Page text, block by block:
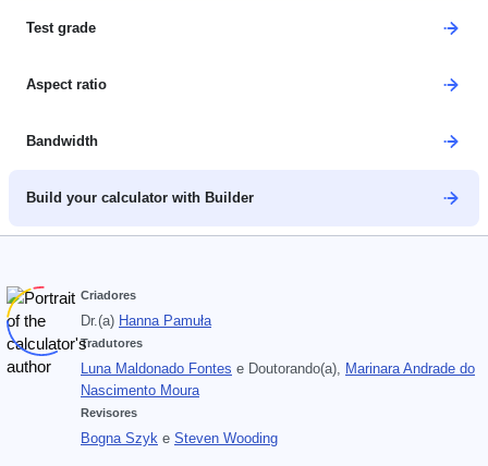
Test grade
Aspect ratio
Bandwidth
Build your calculator with Builder
Criadores
Dr.(a) Hanna Pamuła
Tradutores
Luna Maldonado Fontes e Doutorando(a),
Marinara Andrade do
Nascimento Moura
Revisores
Bogna Szyk e Steven Wooding